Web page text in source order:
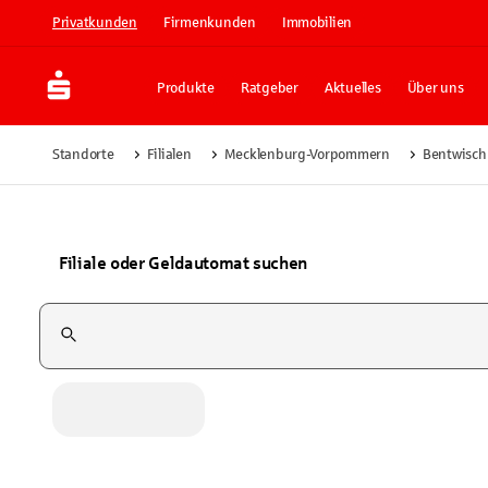
Privatkunden Firmenkunden Immobilien
Produkte Ratgeber Aktuelles Über uns
Standorte Filialen Mecklenburg-Vorpommern Bentwisch
Filiale oder Geldautomat suchen
Suchfeld